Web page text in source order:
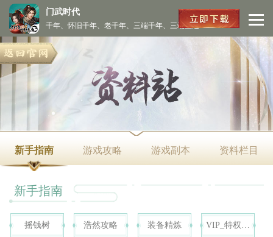
门武时代
千年、怀旧千年、老千年、三端千年、三端互通
新手指南 游戏攻略 游戏副本 资料栏目
新手指南
摇钱树 浩然攻略 装备精炼 VIP_特权福利